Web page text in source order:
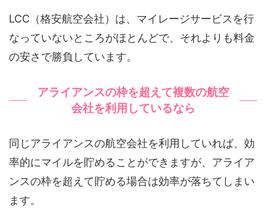
LCC（格安航空会社）は、マイレージサービスを行
なっていないところがほとんどで、それよりも料金
の安さで勝負しています。
アライアンスの枠を超えて複数の航空
会社を利用しているなら
同じアライアンスの航空会社を利用していれば、効
率的にマイルを貯めることができますが、アライア
ンスの枠を超えて貯める場合は効率が落ちてしまい
ます。